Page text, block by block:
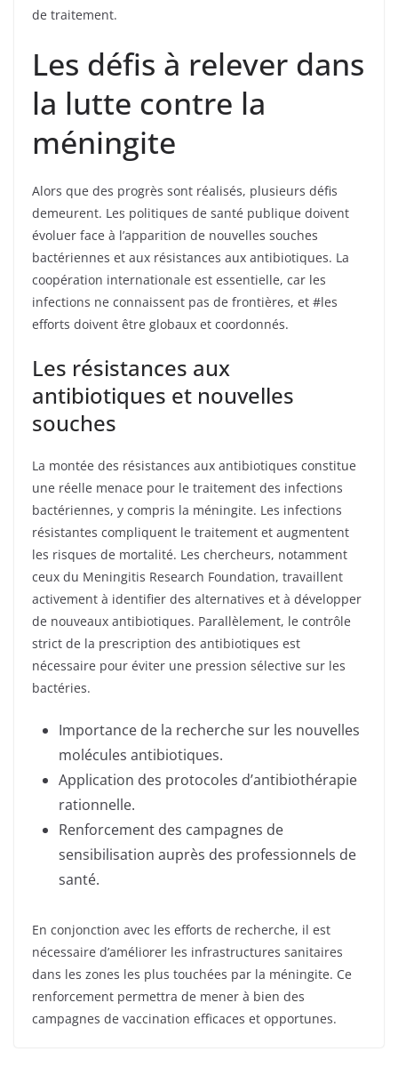
de traitement.
Les défis à relever dans
la lutte contre la
méningite
Alors que des progrès sont réalisés, plusieurs défis
demeurent. Les politiques de santé publique doivent
évoluer face à l’apparition de nouvelles souches
bactériennes et aux résistances aux antibiotiques. La
coopération internationale est essentielle, car les
infections ne connaissent pas de frontières, et #les
efforts doivent être globaux et coordonnés.
Les résistances aux
antibiotiques et nouvelles
souches
La montée des résistances aux antibiotiques constitue
une réelle menace pour le traitement des infections
bactériennes, y compris la méningite. Les infections
résistantes compliquent le traitement et augmentent
les risques de mortalité. Les chercheurs, notamment
ceux du Meningitis Research Foundation, travaillent
activement à identifier des alternatives et à développer
de nouveaux antibiotiques. Parallèlement, le contrôle
strict de la prescription des antibiotiques est
nécessaire pour éviter une pression sélective sur les
bactéries.
Importance de la recherche sur les nouvelles
molécules antibiotiques.
Application des protocoles d’antibiothérapie
rationnelle.
Renforcement des campagnes de
sensibilisation auprès des professionnels de
santé.
En conjonction avec les efforts de recherche, il est
nécessaire d’améliorer les infrastructures sanitaires
dans les zones les plus touchées par la méningite. Ce
renforcement permettra de mener à bien des
campagnes de vaccination efficaces et opportunes.